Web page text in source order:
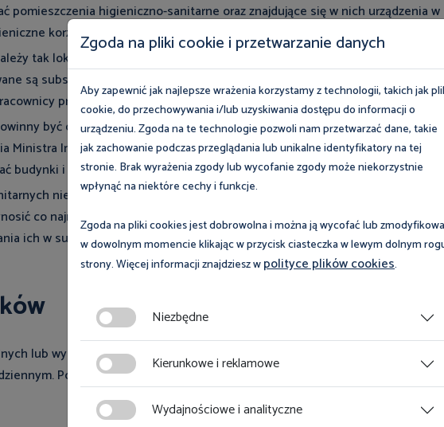
pomieszczenia higieniczno-sanitarne oraz znajdujące się w nich urządzenia w
korzystanie z nich przez pracowników,
tak lokalizować, by pracownicy korzystający z nich nie musieli przechodzić
są substancje trujące lub materiały zakaźne albo wykonywane są prace
pracujący w kontakcie z tymi czynnikami,
być ogrzewane, oświetlane i wentylowane zgodnie z przepisami
Ministra Infrastruktury z dnia 12 kwietnia 2002 r. w sprawie warunków
budynki i ich usytuowanie i Polskimi Normami,
nie powinna być w świetle mniejsza niż 2,5 m (z wyjątkiem łaźni
co najmniej 3,0 m). Dopuszcza się zmniejszenie wysokości pomieszczeń
ich w suterenie, piwnicy lub na poddaszu (z wyjątkiem ogólnie dostępnych
lub wydzielonych pomieszczeniach. Wskazane jest także, aby były suche i
Pomieszczenia te mogą być urządzone w suterenach lub piwnicach,
Zgoda na pliki cookie i przetwarzanie danych
Aby zapewnić jak najlepsze wrażenia korzystamy z technologii, takich jak
cookie, do przechowywania i/lub uzyskiwania dostępu do informacji o
urządzeniu. Zgoda na te technologie pozwoli nam przetwarzać dane, takie
jak zachowanie podczas przeglądania lub unikalne identyfikatory na tej
stronie. Brak wyrażenia zgody lub wycofanie zgody może niekorzystnie
wpłynąć na niektóre cechy i funkcje.
Zgoda na pliki cookies jest dobrowolna i można ją wycofać lub
w dowolnym momencie klikając w przycisk ciasteczka w lewym dolnym
strony. Więcej informacji znajdziesz wpolityce plików cookies.
Niezbędne
Kierunkowe i reklamowe
Wydajnościowe i analityczne